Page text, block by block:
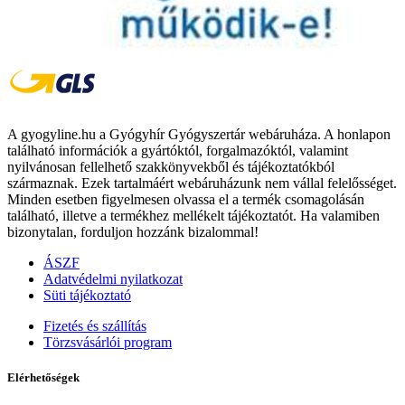
A gyogyline.hu a Gyógyhír Gyógyszertár webáruháza. A honlapon
található információk a gyártóktól, forgalmazóktól, valamint
nyilvánosan fellelhető szakkönyvekből és tájékoztatókból
származnak. Ezek tartalmáért webáruházunk nem vállal felelősséget.
Minden esetben figyelmesen olvassa el a termék csomagolásán
található, illetve a termékhez mellékelt tájékoztatót. Ha valamiben
bizonytalan, forduljon hozzánk bizalommal!
ÁSZF
Adatvédelmi nyilatkozat
Süti tájékoztató
Fizetés és szállítás
Törzsvásárlói program
Elérhetőségek